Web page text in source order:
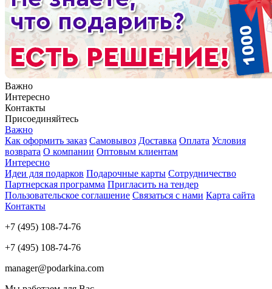
Важно
Интересно
Контакты
Присоединяйтесь
Важно
Как оформить заказ Самовывоз Доставка Оплата Условия
возврата О компании Оптовым клиентам
Интересно
Идеи для подарков Подарочные карты Сотрудничество
Партнерская программа Пригласить на тендер
Пользовательское соглашение Связаться с нами Карта сайта
Контакты
+7 (495) 108-74-76
+7 (495) 108-74-76
manager@podarkina.com